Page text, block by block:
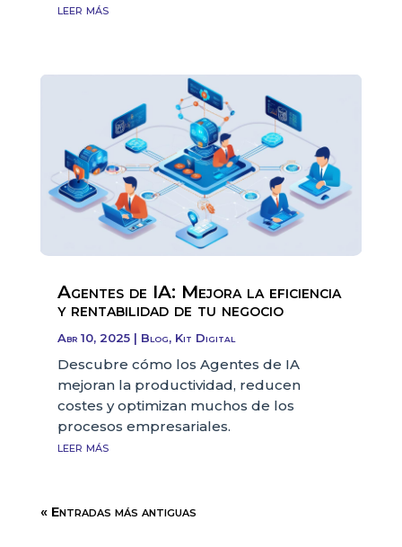
leer más
Agentes de IA: Mejora la eficiencia
y rentabilidad de tu negocio
Abr 10, 2025| Blog, Kit Digital
Descubre cómo los Agentes de IA
mejoran la productividad, reducen
costes y optimizan muchos de los
procesos empresariales.
leer más
« Entradas más antiguas